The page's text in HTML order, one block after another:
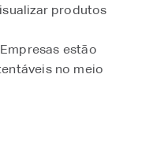
produtos
Empresas estão
no meio